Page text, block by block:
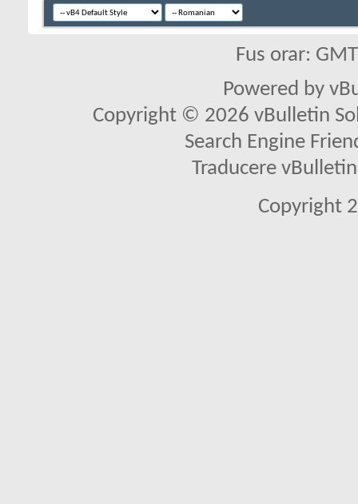
Fus orar:
Powered by
Copyright © 2026 vBulletin
Search Engine
Traducere
Copyright